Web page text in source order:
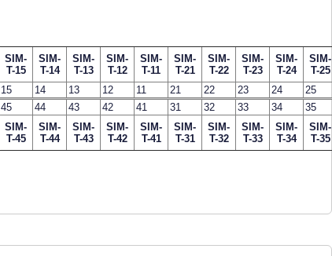
SIM-
T-15
SIM-
T-14
SIM-
T-13
SIM-
T-12
SIM-
T-11
SIM-
T-21
SIM-
T-22
SIM-
T-23
SIM-
T-24
SIM-
T-25
15 14 13 12 11 21 22 23 24 25
45 44 43 42 41 31 32 33 34 35
SIM-
T-45
SIM-
T-44
SIM-
T-43
SIM-
T-42
SIM-
T-41
SIM-
T-31
SIM-
T-32
SIM-
T-33
SIM-
T-34
SIM-
T-35